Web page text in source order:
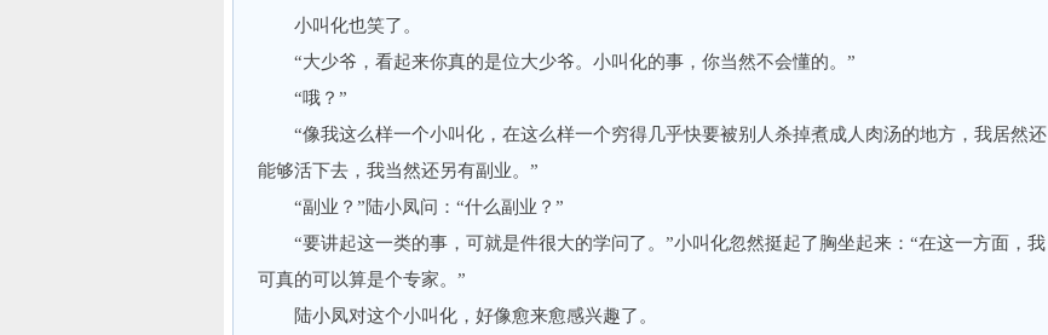
小叫化也笑了。
“大少爷，看起来你真的是位大少爷。小叫化的事，你当然不会懂的。”
“哦？”
“像我这么样一个小叫化，在这么样一个穷得几乎快要被别人杀掉煮成人肉汤的地方，我居然还
能够活下去，我当然还另有副业。”
“副业？”陆小凤问：“什么副业？”
“要讲起这一类的事，可就是件很大的学问了。”小叫化忽然挺起了胸坐起来：“在这一方面，我
可真的可以算是个专家。”
陆小凤对这个小叫化，好像愈来愈感兴趣了。